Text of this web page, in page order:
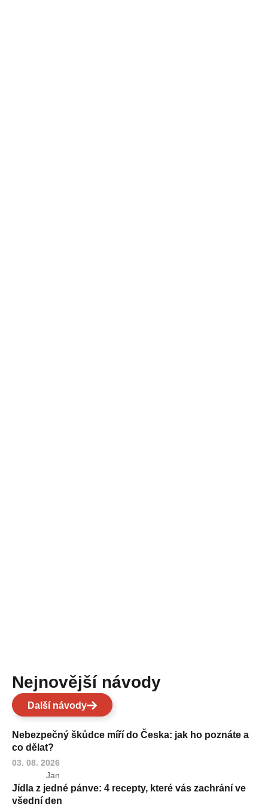
Nejnovější návody
Další návody
Nebezpečný škůdce míří do Česka: jak ho poznáte a
co dělat?
03. 08. 2026
Jan
Jídla z jedné pánve: 4 recepty, které vás zachrání ve
všední den